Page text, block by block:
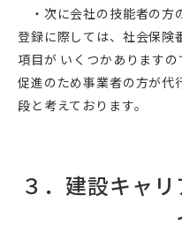
・次に会社の技能者の方
登録に際しては、社会保険
項目が いくつかあります
促進のため事業者の方が代
段と考えております。
３．建設キャ